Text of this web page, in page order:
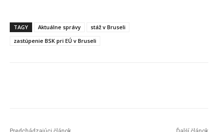
TAGY Aktuálne správy
stáž v Bruseli
zastúpenie BSK pri EÚ v Bruseli